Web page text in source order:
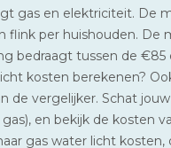
gas en elektriciteit. De
flink per huishouden. De
bedraagt tussen de €85
kosten berekenen?
de vergelijker. Schat
en bekijk de kosten
gas water licht kosten,